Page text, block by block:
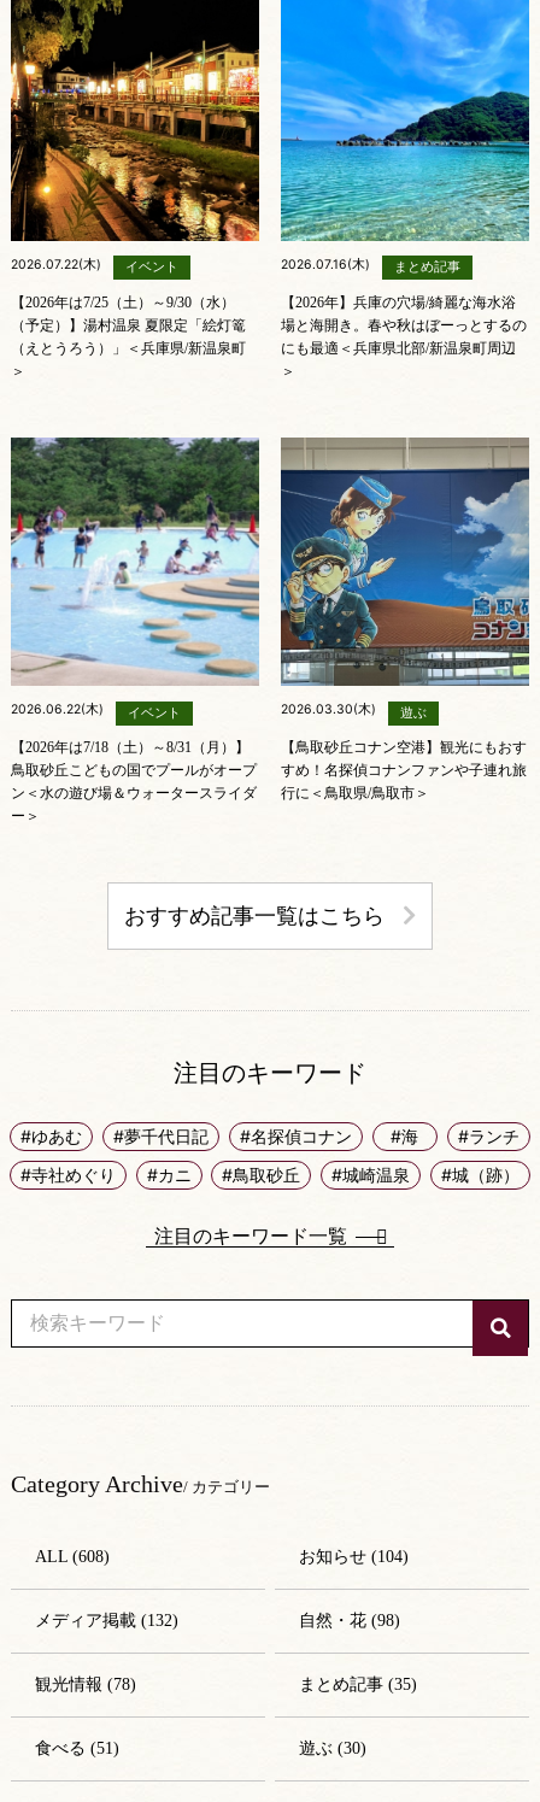
2026.07.22(木) イベント
【2026年は7/25（土）～9/30（水）
（予定）】湯村温泉 夏限定「絵灯篭
（えとうろう）」＜兵庫県/新温泉町
＞
2026.07.16(木) まとめ記事
【2026年】兵庫の穴場/綺麗な海水浴
場と海開き。春や秋はぼーっとするの
にも最適＜兵庫県北部/新温泉町周辺
＞
2026.06.22(木) イベント
【2026年は7/18（土）～8/31（月）】
鳥取砂丘こどもの国でプールがオープ
ン＜水の遊び場＆ウォータースライダ
ー＞
2026.03.30(木) 遊ぶ
【鳥取砂丘コナン空港】観光にもおす
すめ！名探偵コナンファンや子連れ旅
行に＜鳥取県/鳥取市＞
おすすめ記事一覧はこちら
注目のキーワード
#ゆあむ #夢千代日記 #名探偵コナン #海
#ランチ
#寺社めぐり
#カニ #鳥取砂丘 #城崎温泉 #城（跡）
注目のキーワード一覧
Category Archive/ カテゴリー
ALL (608) お知らせ (104)
メディア掲載 (132) 自然・花 (98)
観光情報 (78) まとめ記事 (35)
食べる (51) 遊ぶ (30)